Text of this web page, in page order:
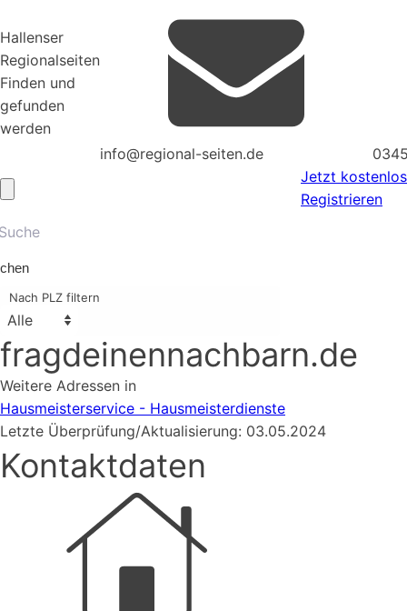
Hallenser
Regionalseiten
Finden und
gefunden
werden
info@regional-seiten.de
Jetzt kostenlos
Registrieren
Nach PLZ filtern
fragdeinennachbarn.de
Weitere Adressen in
Hausmeisterservice - Hausmeisterdienste
Letzte Überprüfung/Aktualisierung: 03.05.2024
Kontaktdaten